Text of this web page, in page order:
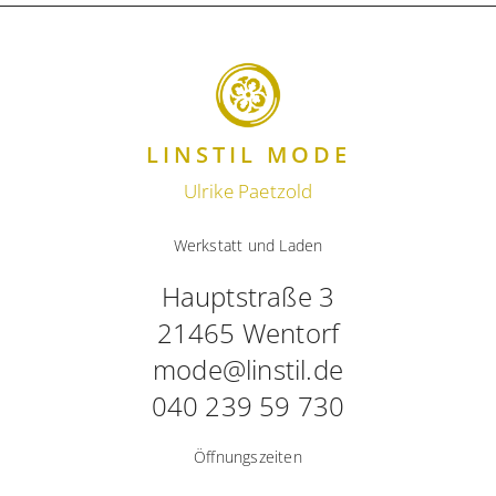
Werkstatt und Laden
Hauptstraße 3
21465 Wentorf
mode@linstil.de
040 239 59 730
LINSTIL MODE
Ulrike Paetzold
Öffnungszeiten